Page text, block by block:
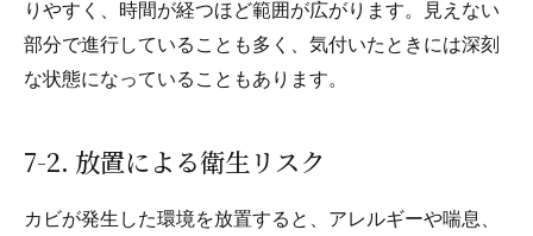
りやすく、時間が経つほど範囲が広がります。見えない
部分で進行していることも多く、気付いたときには深刻
な状態になっていることもあります。
7-2. 放置による衛生リスク
カビが発生した環境を放置すると、アレルギーや喘息、